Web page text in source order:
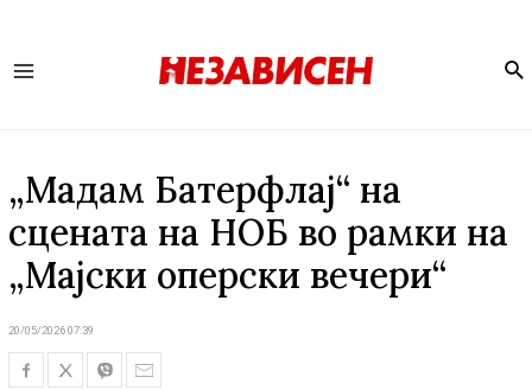
„Мадам Батерфлај“ на
сцената на НОБ во рамки на
„Мајски оперски вечери“
20/05/2026 07:39